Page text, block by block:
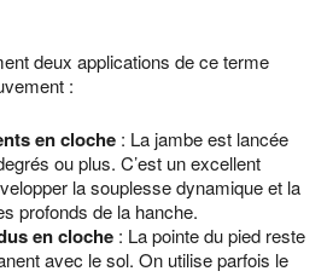
deux applications de ce terme
:
en cloche : La jambe est lancée
ou plus. C’est un excellent
la souplesse dynamique et la
profonds de la hanche.
en cloche : La pointe du pied reste
avec le sol. On utilise parfois le